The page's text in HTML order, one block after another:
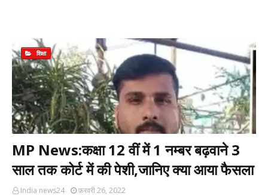
शिक्षा
MP News:कक्षा 12 वीं में 1 नम्बर बढ़वाने 3
साल तक कोर्ट में की पेशी,जानिए क्या आया फैसला
India news24 फ़रवरी 26, 2022